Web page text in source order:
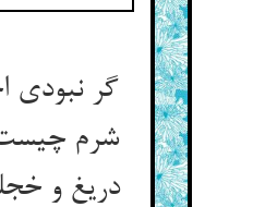
گر نبودی
شرم
دریغ و